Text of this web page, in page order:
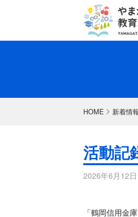
HOME 新着情
活動記
2026年6月12日
「鶴岡信用金